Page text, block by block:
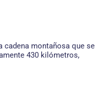
cadena montañosa que se
430 kilómetros,